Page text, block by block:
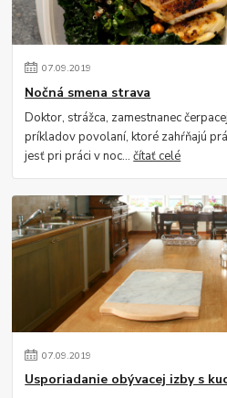
07.09.2019
Nočná smena strava
Doktor, strážca, zamestnanec
príkladov povolaní, ktoré zahŕňajú
jesť pri práci v noc...čítať celé
07.09.2019
Usporiadanie obývacej izby s